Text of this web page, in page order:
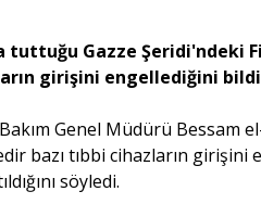
Gazze Şeridi'ndeki
girişini engellediğini
Genel Müdürü Bessam
bazı tıbbi cihazların
söyledi.